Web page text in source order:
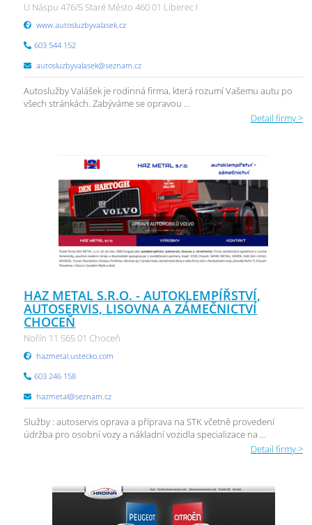
U Náspu 476/5 Staré Město 460 01 Liberec I
www.autosluzbyvalasek.cz
603 544 152
autosluzbyvalasek@seznam.cz
Autoslužby Valášek je rodinná firma, která rozumí Vašemu autu po
všech stránkách. Zabýváme se opravou ...
Detail firmy >
HAZ METAL S.R.O. - AUTOKLEMPÍŘSTVÍ,
AUTOSERVIS, LISOVNA A ZÁMEČNICTVÍ
CHOCEŇ
Nořín 11 565 01 Choceň
hazmetal.ustecko.com
603 246 158
hazmetal@seznam.cz
Služby : autoservis oprava a příprava na STK včetně provedení
údržba pro osobní vozy a nákladní vozidla specializace na ...
Detail firmy >